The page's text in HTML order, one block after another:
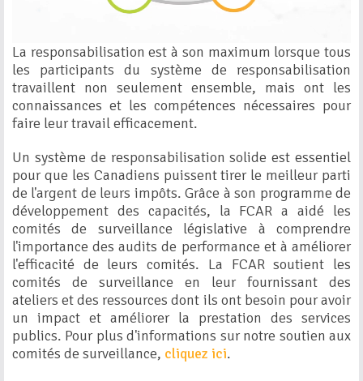
La responsabilisation est à son maximum lorsque tous
les participants du système de responsabilisation
travaillent non seulement ensemble, mais ont les
connaissances et les compétences nécessaires pour
faire leur travail efficacement.
Un système de responsabilisation solide est essentiel
pour que les Canadiens puissent tirer le meilleur parti
de l'argent de leurs impôts. Grâce à son programme de
développement des capacités, la FCAR a aidé les
comités de surveillance législative à comprendre
l'importance des audits de performance et à améliorer
l'efficacité de leurs comités. La FCAR soutient les
comités de surveillance en leur fournissant des
ateliers et des ressources dont ils ont besoin pour avoir
un impact et améliorer la prestation des services
publics. Pour plus d'informations sur notre soutien aux
comités de surveillance, cliquez ici.